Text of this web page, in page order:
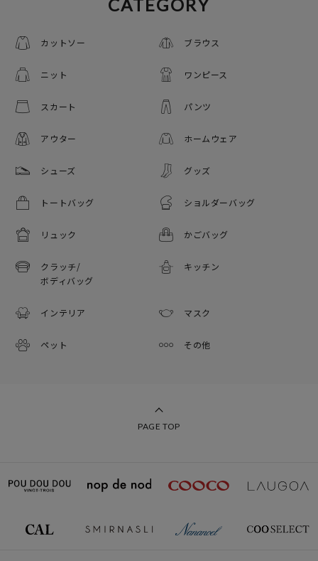
CATEGORY
カットソー ブラウス
ニット ワンピース
スカート パンツ
アウター ホームウェア
シューズ グッズ
トートバッグ ショルダーバッグ
リュック かごバッグ
クラッチ/
ボディバッグ
キッチン
インテリア マスク
ペット その他
PAGE TOP